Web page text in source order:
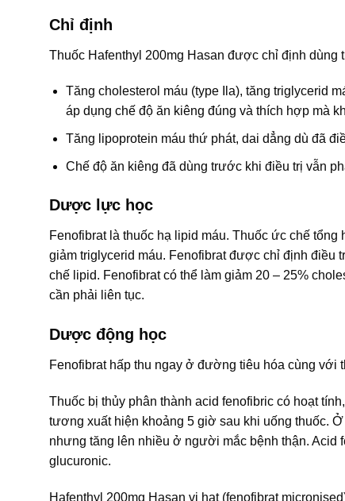
Chỉ định
Thuốc Hafenthyl 200mg Hasan được chỉ định dùng
Tăng cholesterol máu (type Ila), tăng triglycerid
áp dụng chế độ ăn kiêng đúng và thích hợp mà
Tăng lipoprotein máu thứ phát, dai dẳng dù đã
Chế độ ăn kiêng đã dùng trước khi điều trị vẫn
Dược lực học
Fenofibrat là thuốc hạ lipid máu. Thuốc ức chế
giảm triglycerid máu. Fenofibrat được chỉ định điều
chế lipid. Fenofibrat có thể làm giảm 20 – 25%
cần phải liên tục.
Dược động học
Fenofibrat hấp thu ngay ở đường tiêu hóa cùng với
Thuốc bị thủy phân thành acid fenofibric có hoạt
tương xuất hiện khoảng 5 giờ sau khi uống thuốc.
nhưng tăng lên nhiều ở người mắc bệnh thận.
glucuronic.
Hafenthyl 200mg Hasan vi hạt (fenofibrat